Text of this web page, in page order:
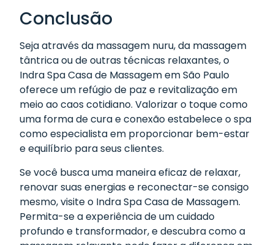
Conclusão
Seja através da massagem nuru, da massagem
tântrica ou de outras técnicas relaxantes, o
Indra Spa Casa de Massagem em São Paulo
oferece um refúgio de paz e revitalização em
meio ao caos cotidiano. Valorizar o toque como
uma forma de cura e conexão estabelece o spa
como especialista em proporcionar bem-estar
e equilíbrio para seus clientes.
Se você busca uma maneira eficaz de relaxar,
renovar suas energias e reconectar-se consigo
mesmo, visite o Indra Spa Casa de Massagem.
Permita-se a experiência de um cuidado
profundo e transformador, e descubra como a